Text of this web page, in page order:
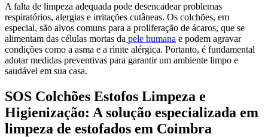
A falta de limpeza adequada pode desencadear problemas
respiratórios, alergias e irritações cutâneas. Os colchões, em
especial, são alvos comuns para a proliferação de ácaros, que se
alimentam das células mortas da pele humana e podem agravar
condições como a asma e a rinite alérgica. Portanto, é fundamental
adotar medidas preventivas para garantir um ambiente limpo e
saudável em sua casa.
SOS Colchões Estofos Limpeza e
Higienização: A solução especializada em
limpeza de estofados em Coimbra